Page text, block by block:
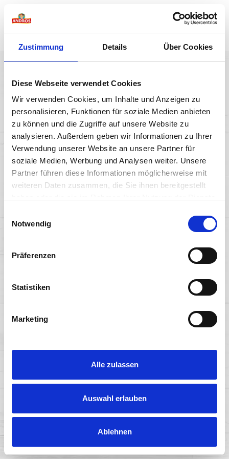
Zustimmung Details Über Cookies
Diese Webseite verwendet Cookies
Wir verwenden Cookies, um Inhalte und Anzeigen zu
personalisieren, Funktionen für soziale Medien anbieten
zu können und die Zugriffe auf unsere Website zu
analysieren. Außerdem geben wir Informationen zu Ihrer
Verwendung unserer Website an unsere Partner für
soziale Medien, Werbung und Analysen weiter. Unsere
Partner führen diese Informationen möglicherweise mit
weiteren Daten zusammen, die Sie ihnen bereitgestellt
Notwendig
Präferenzen
Statistiken
Marketing
Alle zulassen
Auswahl erlauben
Ablehnen
VEGÁN JOGHURT-
ALTERNATÍVÁINK ÉS
DESSZERTJEINK
TUDJON MEG TÖBBET